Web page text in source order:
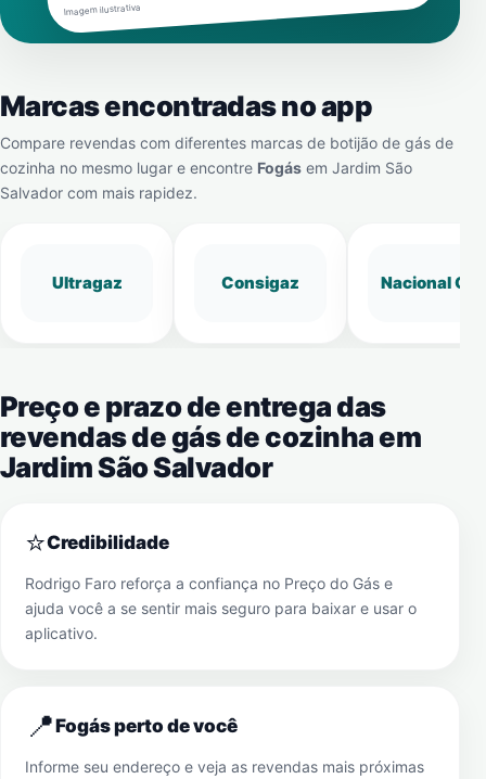
Imagem ilustrativa
Marcas encontradas no app
Compare revendas com diferentes marcas de botijão de gás de
cozinha no mesmo lugar e encontre Fogás em Jardim São
Salvador com mais rapidez.
Ultragaz Consigaz Nacional Gás
Preço e prazo de entrega das
revendas de gás de cozinha em
Jardim São Salvador
⭐Credibilidade
Rodrigo Faro reforça a confiança no Preço do Gás e
ajuda você a se sentir mais seguro para baixar e usar o
aplicativo.
📍Fogás perto de você
Informe seu endereço e veja as revendas mais próximas